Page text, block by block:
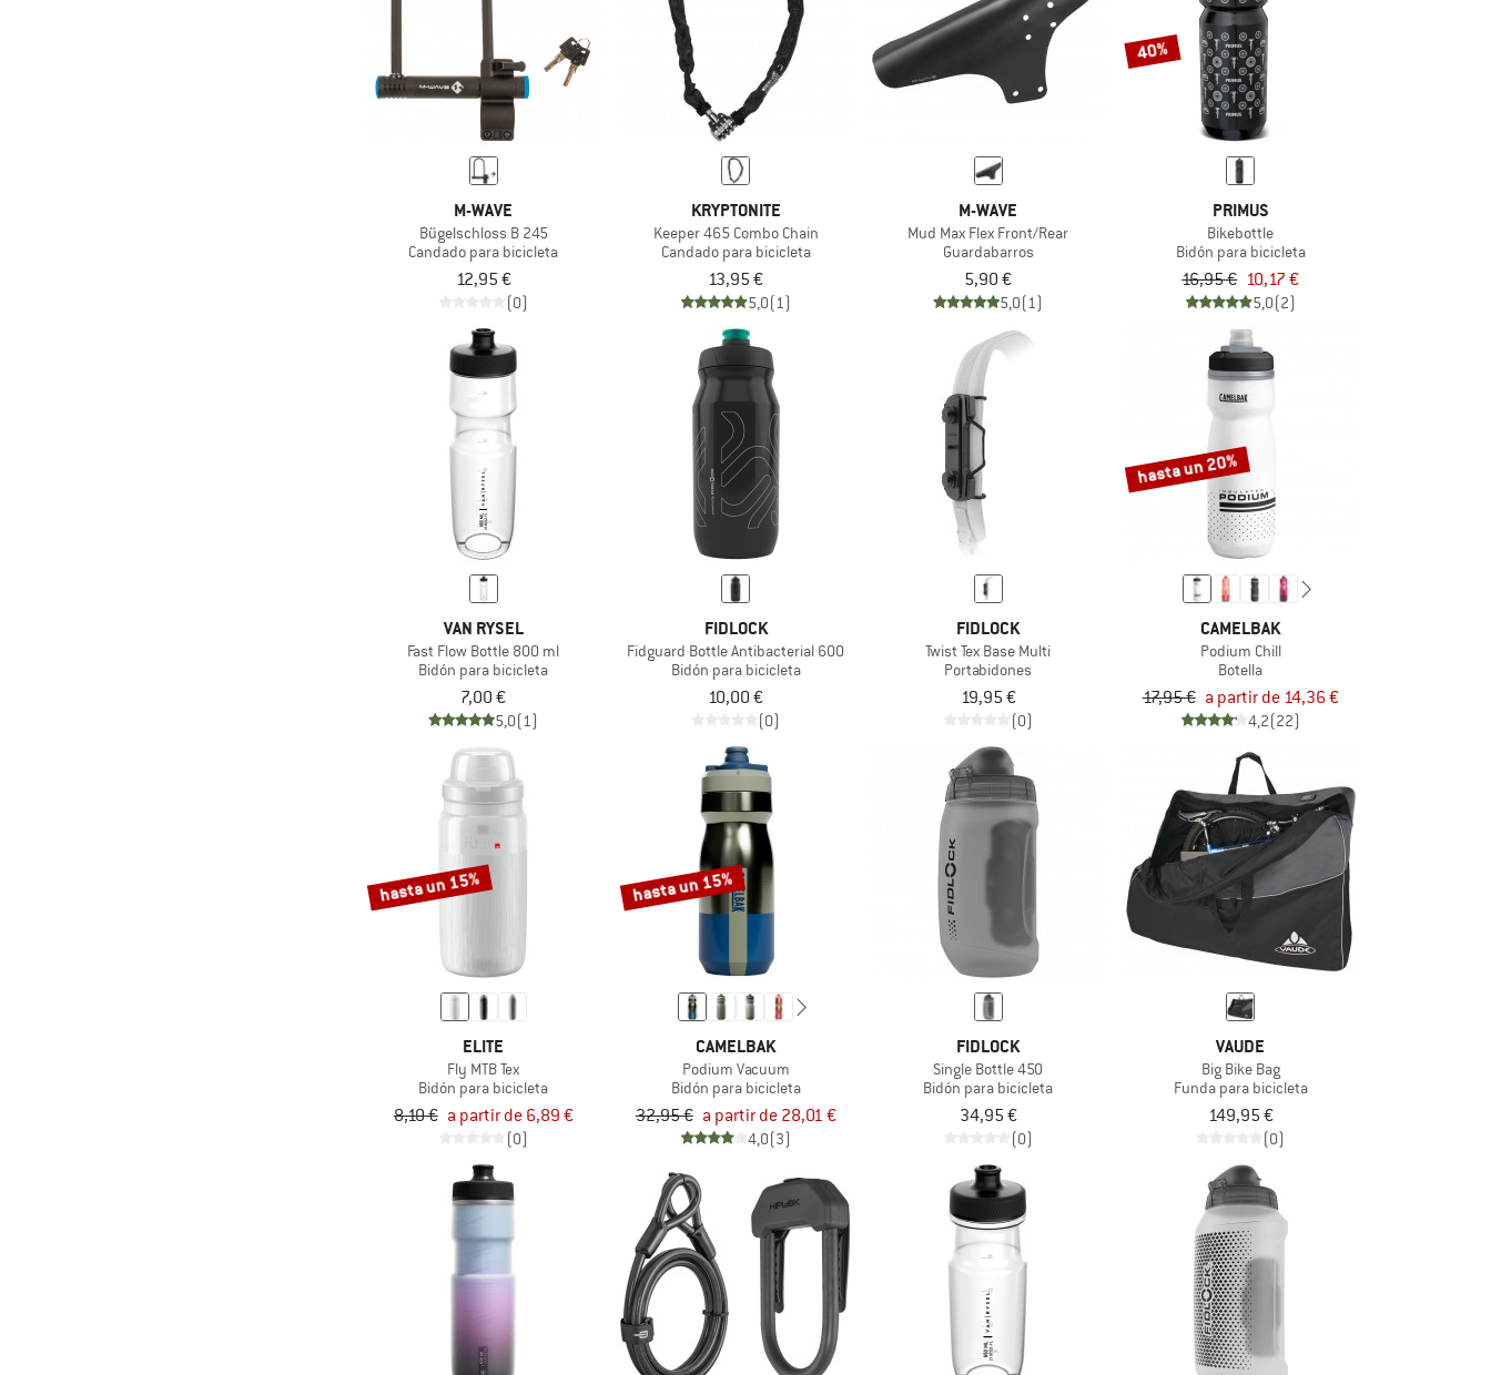
M-WAVE
Bügelschloss B 245
Candado para bicicleta
12,95 €
(0)
KRYPTONITE
Keeper 465 Combo Chain
Candado para bicicleta
13,95 €
5,0(1)
M-WAVE
Mud Max Flex Front/Rear
Guardabarros
5,90 €
5,0(1)
40%
PRIMUS
Bikebottle
Bidón para bicicleta
16,95 € 10,17 €
5,0(2)
VAN RYSEL
Fast Flow Bottle 800 ml
Bidón para bicicleta
7,00 €
5,0(1)
FIDLOCK
Fidguard Bottle Antibacterial 600
Bidón para bicicleta
10,00 €
(0)
FIDLOCK
Twist Tex Base Multi
Portabidones
19,95 €
(0)
hasta un 20%
CAMELBAK
Podium Chill
Botella
17,95 € a partir de 14,36 €
4,2(22)
hasta un 15%
ELITE
Fly MTB Tex
Bidón para bicicleta
8,10 € a partir de 6,89 €
(0)
hasta un 15%
CAMELBAK
Podium Vacuum
Bidón para bicicleta
32,95 € a partir de 28,01 €
4,0(3)
FIDLOCK
Single Bottle 450
Bidón para bicicleta
34,95 €
(0)
VAUDE
Big Bike Bag
Funda para bicicleta
149,95 €
(0)